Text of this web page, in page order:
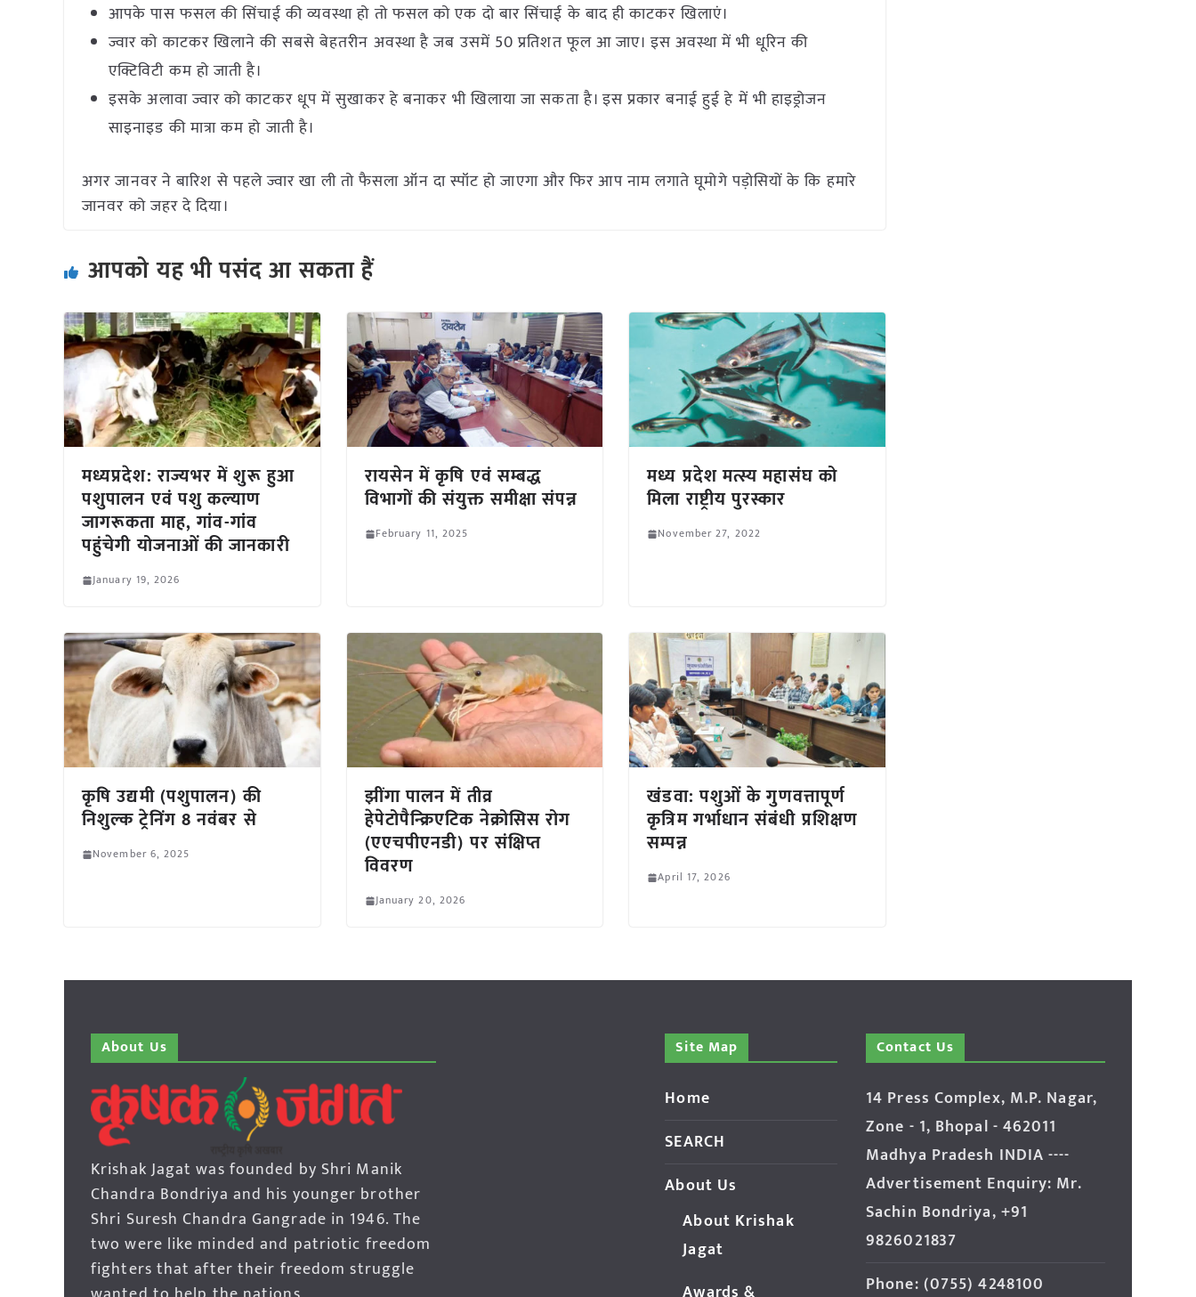
आपके पास फसल की सिंचाई की व्यवस्था हो तो फसल को एक दो बार सिंचाई के बाद ही काटकर खिलाएं।
ज्वार को काटकर खिलाने की सबसे बेहतरीन अवस्था है जब उसमें 50 प्रतिशत फूल आ जाए। इस अवस्था में भी धूरिन की
एक्टिविटी कम हो जाती है।
इसके अलावा ज्वार को काटकर धूप में सुखाकर हे बनाकर भी खिलाया जा सकता है। इस प्रकार बनाई हुई हे में भी हाइड्रोजन
साइनाइड की मात्रा कम हो जाती है।
अगर जानवर ने बारिश से पहले ज्वार खा ली तो फैसला ऑन दा स्पॉट हो जाएगा और फिर आप नाम लगाते घूमोगे पड़ोसियों के कि हमारे
जानवर को जहर दे दिया।
आपको यह भी पसंद आ सकता हैं
मध्यप्रदेश: राज्यभर में शुरू हुआ
पशुपालन एवं पशु कल्याण
जागरूकता माह, गांव-गांव
पहुंचेगी योजनाओं की जानकारी
January 19, 2026
रायसेन में कृषि एवं सम्बद्ध
विभागों की संयुक्त समीक्षा संपन्न
February 11, 2025
मध्य प्रदेश मत्स्य महासंघ को
मिला राष्ट्रीय पुरस्कार
November 27, 2022
कृषि उद्यमी (पशुपालन) की
निशुल्क ट्रेनिंग 8 नवंबर से
November 6, 2025
झींगा पालन में तीव्र
हेपेटोपैन्क्रिएटिक नेक्रोसिस रोग
(एएचपीएनडी) पर संक्षिप्त
विवरण
January 20, 2026
खंडवा: पशुओं के गुणवत्तापूर्ण
कृत्रिम गर्भाधान संबंधी प्रशिक्षण
सम्पन्न
April 17, 2026
About Us
Krishak Jagat was founded by Shri Manik
Chandra Bondriya and his younger brother
Shri Suresh Chandra Gangrade in 1946. The
two were like minded and patriotic freedom
fighters that after their freedom struggle
Site Map
Home
SEARCH
About Us
About Krishak
Jagat
Contact Us
14 Press Complex, M.P. Nagar,
Zone - 1, Bhopal - 462011
Madhya Pradesh INDIA ----
Advertisement Enquiry: Mr.
Sachin Bondriya, +91
9826021837
Phone: (0755) 4248100